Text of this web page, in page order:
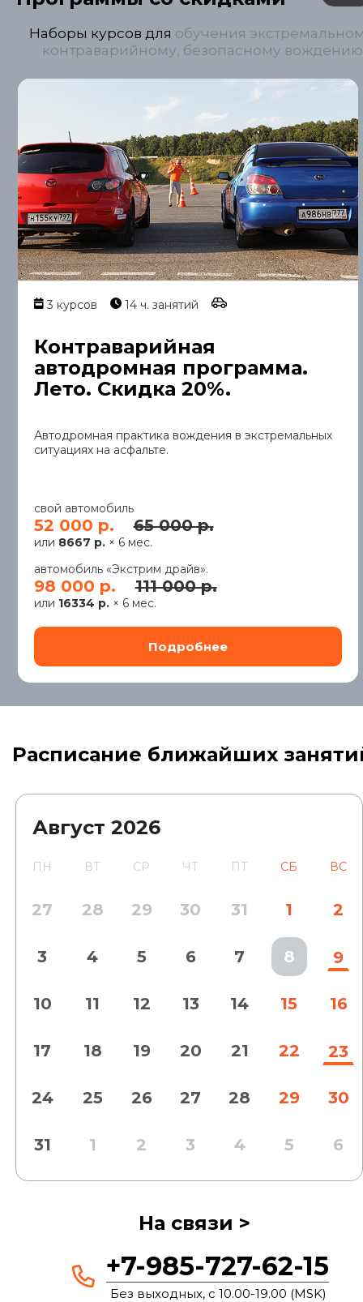
Наборы курсов для обучения
контраварийному, безопасному вождению
3 курсов 14 ч. занятий
Контраварийная
автодромная программа.
Лето. Скидка 20%.
Автодромная практика вождения в экстремальных
ситуациях на асфальте.
свой автомобиль
52 000 р. 65 000 р.
или 8667 р.× 6 мес.
автомобиль «Экстрим драйв».
98 000 р. 111 000 р.
или 16334 р.× 6 мес.
Расписание ближайших
Август 2026
ПН ВТ СР ЧТ ПТ СБ ВС
27 28 29 30 31 1 2
3 4 5 6 7 8 9
10 11 12 13 14 15 16
17 18 19 20 21 22 23
24 25 26 27 28 29 30
31 1 2 3 4 5 6
На связи >
+7-985-727-62-15
Без выходных, с 10.00-19.00 (MSK)